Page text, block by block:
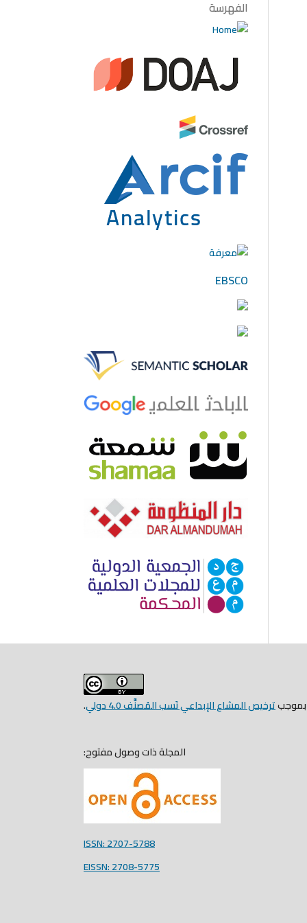
الفهرسة
EBSCO
بموجبترخيص المشاع الإبداعي نَسب المُصنَّف 4.0 دولي .
المجلة ذات وصول مفتوح:
ISSN: 2707-5788
EISSN: 2708-5775